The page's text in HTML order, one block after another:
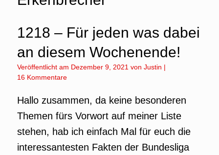
1218 – Für jeden was dabei
an diesem Wochenende!
Veröffentlicht am Dezember 9, 2021 von Justin |
16 Kommentare
Hallo zusammen, da keine besonderen
Themen fürs Vorwort auf meiner Liste
stehen, hab ich einfach Mal für euch die
interessantesten Fakten der Bundesliga